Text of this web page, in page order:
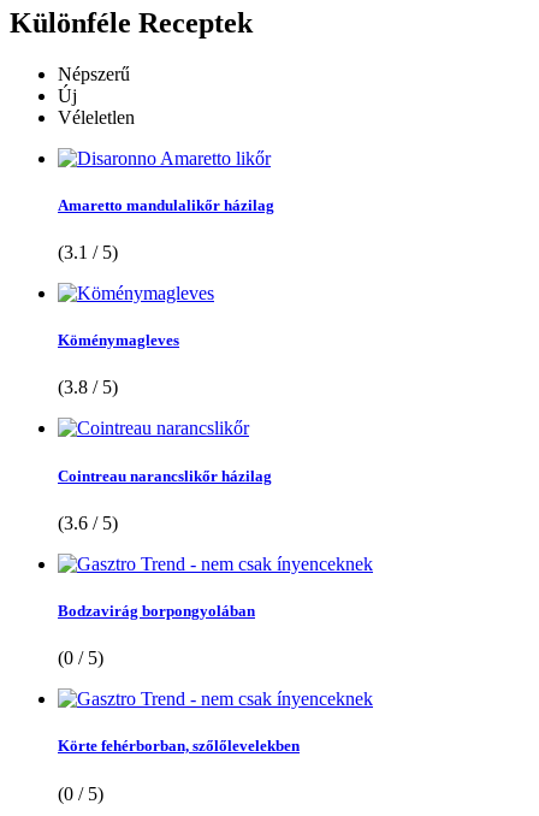
Különféle Receptek
Népszerű
Új
Véleletlen
Amaretto mandulalikőr házilag
(3.1 / 5)
Köménymagleves
(3.8 / 5)
Cointreau narancslikőr házilag
(3.6 / 5)
Bodzavirág borpongyolában
(0 / 5)
Körte fehérborban, szőlőlevelekben
(0 / 5)